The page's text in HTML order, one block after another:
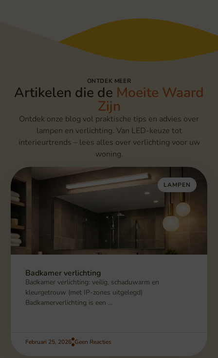
ONTDEK MEER
Artikelen die de Moeite Waard
Zijn
Ontdek onze blog vol praktische tips en advies over
lampen en verlichting. Van LED-keuze tot
interieurtrends – lees alles over verlichting voor uw
woning.
LAMPEN
Badkamer verlichting
Badkamer verlichting: veilig, schaduwarm en
kleurgetrouw (met IP-zones uitgelegd)
Badkamerverlichting is een ...
Februari 25, 2026 Geen Reacties